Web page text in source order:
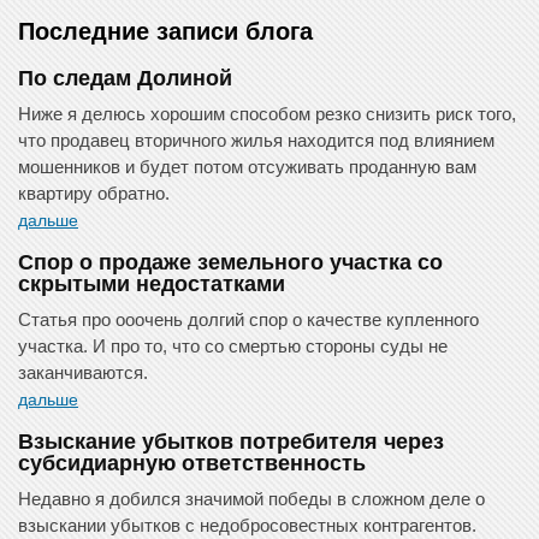
Последние записи блога
По следам Долиной
Ниже я делюсь хорошим способом резко снизить риск того,
что продавец вторичного жилья находится под влиянием
мошенников и будет потом отсуживать проданную вам
квартиру обратно.
дальше
Спор о продаже земельного участка со
скрытыми недостатками
Статья про ооочень долгий спор о качестве купленного
участка. И про то, что со смертью стороны суды не
заканчиваются.
дальше
Взыскание убытков потребителя через
субсидиарную ответственность
Недавно я добился значимой победы в сложном деле о
взыскании убытков с недобросовестных контрагентов.